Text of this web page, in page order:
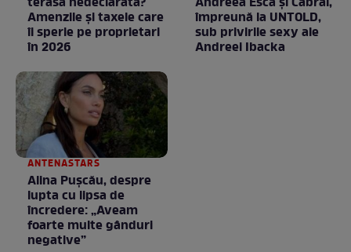
Amenzile și taxele care
îi sperie pe proprietari
în 2026
împreună la UNTOLD,
sub privirile sexy ale
Andreei Ibacka
ANTENASTARS
Alina Pușcău, despre
lupta cu lipsa de
încredere: „Aveam
foarte multe gânduri
negative”